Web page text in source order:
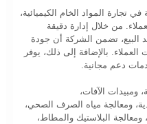
تجارة المواد الخام الكيميائية،
من خلال إدارة دقيقة
البيع، تضمن الشركة أن جودة
العملاء. بالإضافة إلى ذلك، يوفر
دعم مجانية.
ومبيدات الآفات،
ومعالجة مياه الصرف الصحي،
ومعالجة البلاستيك والمطاط،